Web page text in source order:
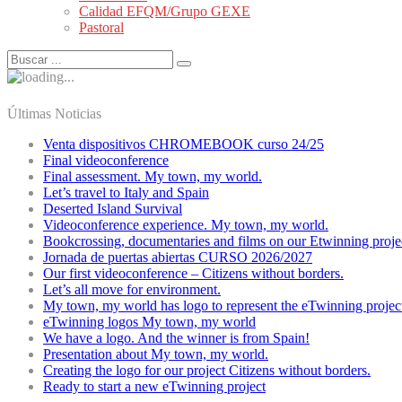
Calidad EFQM/Grupo GEXE
Pastoral
Últimas Noticias
Venta dispositivos CHROMEBOOK curso 24/25
Final videoconference
Final assessment. My town, my world.
Let’s travel to Italy and Spain
Deserted Island Survival
Videoconference experience. My town, my world.
Bookcrossing, documentaries and films on our Etwinning
Jornada de puertas abiertas CURSO 2026/2027
Our first videoconference – Citizens without borders.
Let’s all move for environment.
My town, my world has logo to represent the eTwinning
eTwinning logos My town, my world
We have a logo. And the winner is from Spain!
Presentation about My town, my world.
Creating the logo for our project Citizens without borders.
Ready to start a new eTwinning project